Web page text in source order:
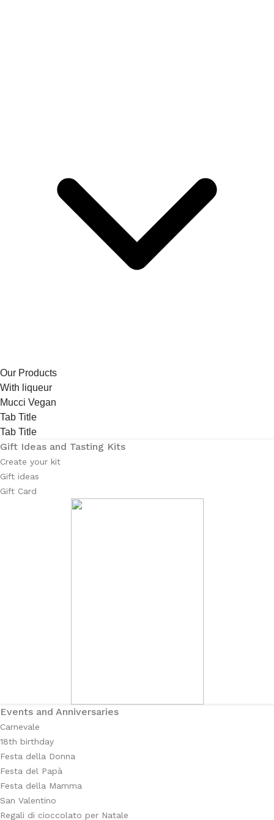
Our Products
With liqueur
Mucci Vegan
Tab Title
Tab Title
Gift Ideas and Tasting Kits
Create your kit
Gift ideas
Gift Card
Events and Anniversaries
Carnevale
18th birthday
Festa della Donna
Festa del Papà
Festa della Mamma
San Valentino
Regali di cioccolato per Natale